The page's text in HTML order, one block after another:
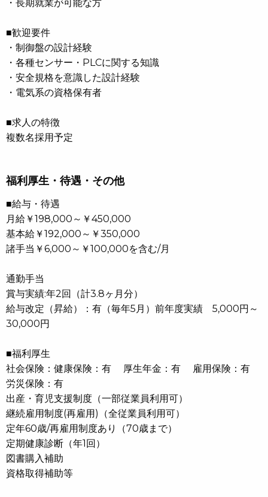
・長期就業が可能な方
■歓迎要件
・制御盤の設計経験
・各種センサー・PLCに関する知識
・安全規格を意識した設計経験
・電気系の資格保有者
■求人の特徴
複数名採用予定
福利厚生・待遇・その他
■給与・待遇
月給￥198,000～￥450,000
基本給￥192,000～￥350,000
諸手当￥6,000～￥100,000を含む/月
通勤手当
賞与実績:年2回（計3.8ヶ月分）
給与改定（昇給）：有（毎年5月）前年度実績 5,000円～
30,000円
■福利厚生
社会保険：健康保険：有 厚生年金：有 雇用保険：有
労災保険：有
出産・育児支援制度（一部従業員利用可）
継続雇用制度(再雇用)（全従業員利用可）
定年60歳/再雇用制度あり（70歳まで）
定期健康診断（年1回）
図書購入補助
資格取得補助等